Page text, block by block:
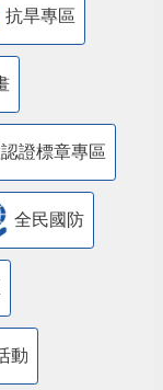
抗旱專區
證標章專區
全民國防
動